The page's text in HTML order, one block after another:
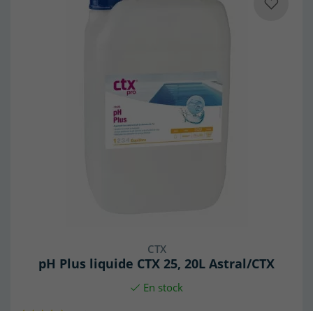
CTX
pH Plus liquide CTX 25, 20L Astral/CTX
En stock